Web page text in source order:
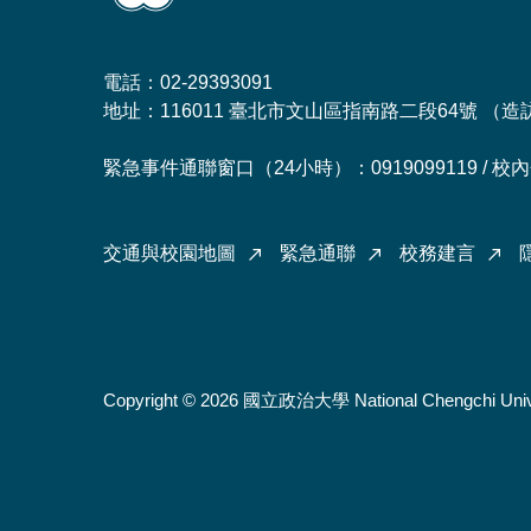
電話：02-29393091
地址：116011 臺北市文山區指南路二段64號 （造
緊急事件通聯窗口（24小時）：0919099119 / 校
交通與校園地圖 緊急通聯 校務建言
Copyright © 2026 國立政治大學 National Chengchi